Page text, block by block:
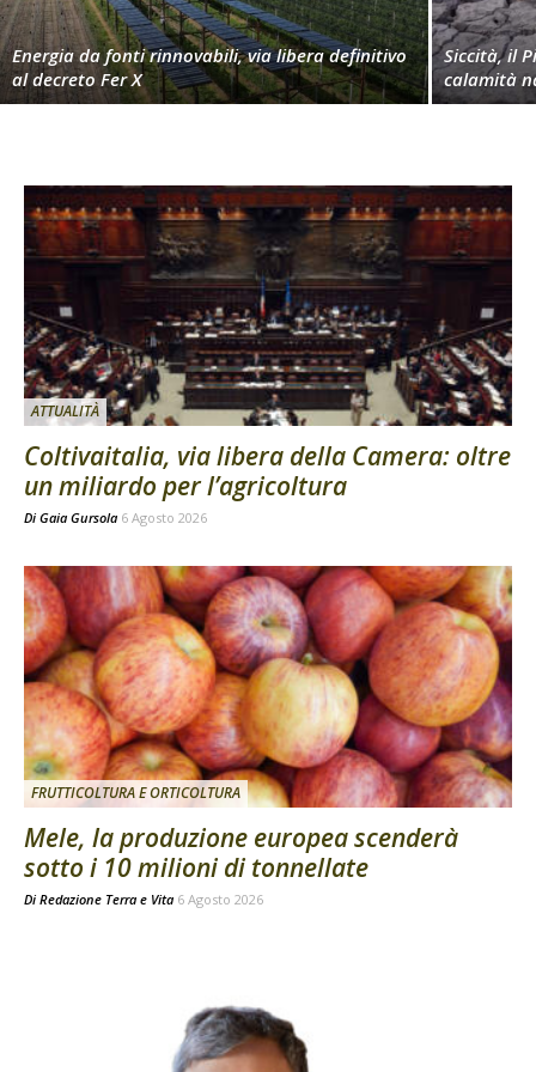
Energia da fonti rinnovabili, via libera definitivo
al decreto Fer X
Siccità, il
calamità
ATTUALITÀ
Coltivaitalia, via libera della Camera: oltre
un miliardo per l’agricoltura
Di Gaia Gursola 6 Agosto 2026
FRUTTICOLTURA E ORTICOLTURA
Mele, la produzione europea scenderà
sotto i 10 milioni di tonnellate
Di Redazione Terra e Vita 6 Agosto 2026